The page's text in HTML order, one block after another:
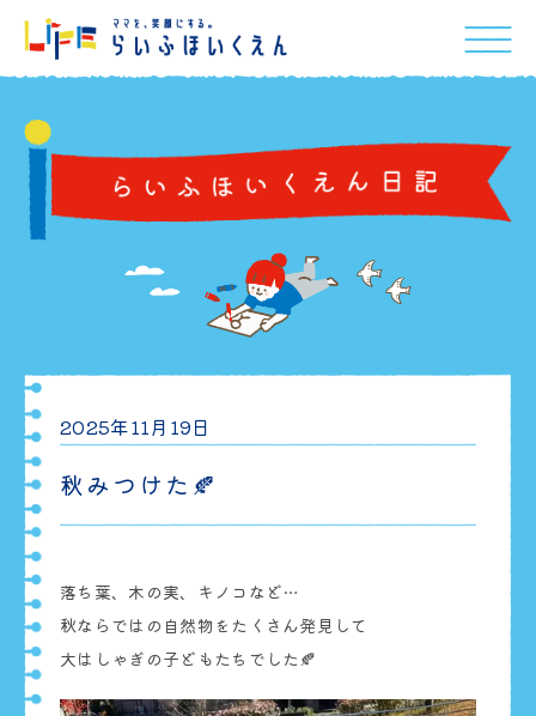
2025年11月19日
秋みつけた🍂
落ち葉、木の実、キノコなど…
秋ならではの自然物をたくさん発見して
大はしゃぎの子どもたちでした🍂